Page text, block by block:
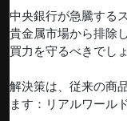
中央銀行が急騰する
貴金属市場から排除
買力を守るべきでし
解決策は、従来の商
ます：リアルワール